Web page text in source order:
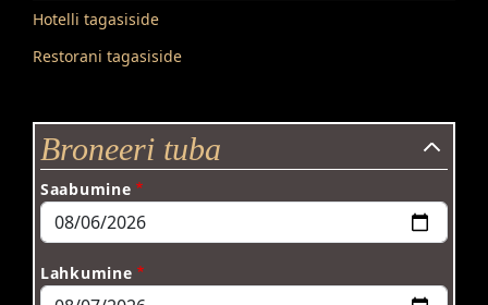
Hotelli tagasiside
Restorani tagasiside
Broneeri tuba
Saabumine
Lahkumine